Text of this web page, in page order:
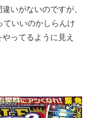
いがないのですが、
ていいのかしらんけ
ってるように見え